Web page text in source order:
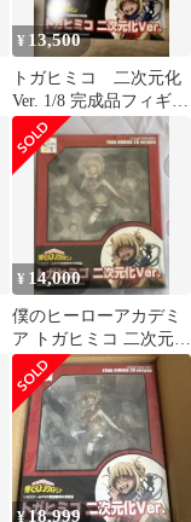
¥ 13,500
トガヒミコ 二次元化
Ver. 1/8 完成品フィギュ
ア
¥ 14,000
僕のヒーローアカデミ
ア トガヒミコ 二次元化
Ver. 1/8スケール
¥18,999